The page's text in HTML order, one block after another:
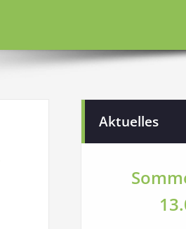
Aktuelles